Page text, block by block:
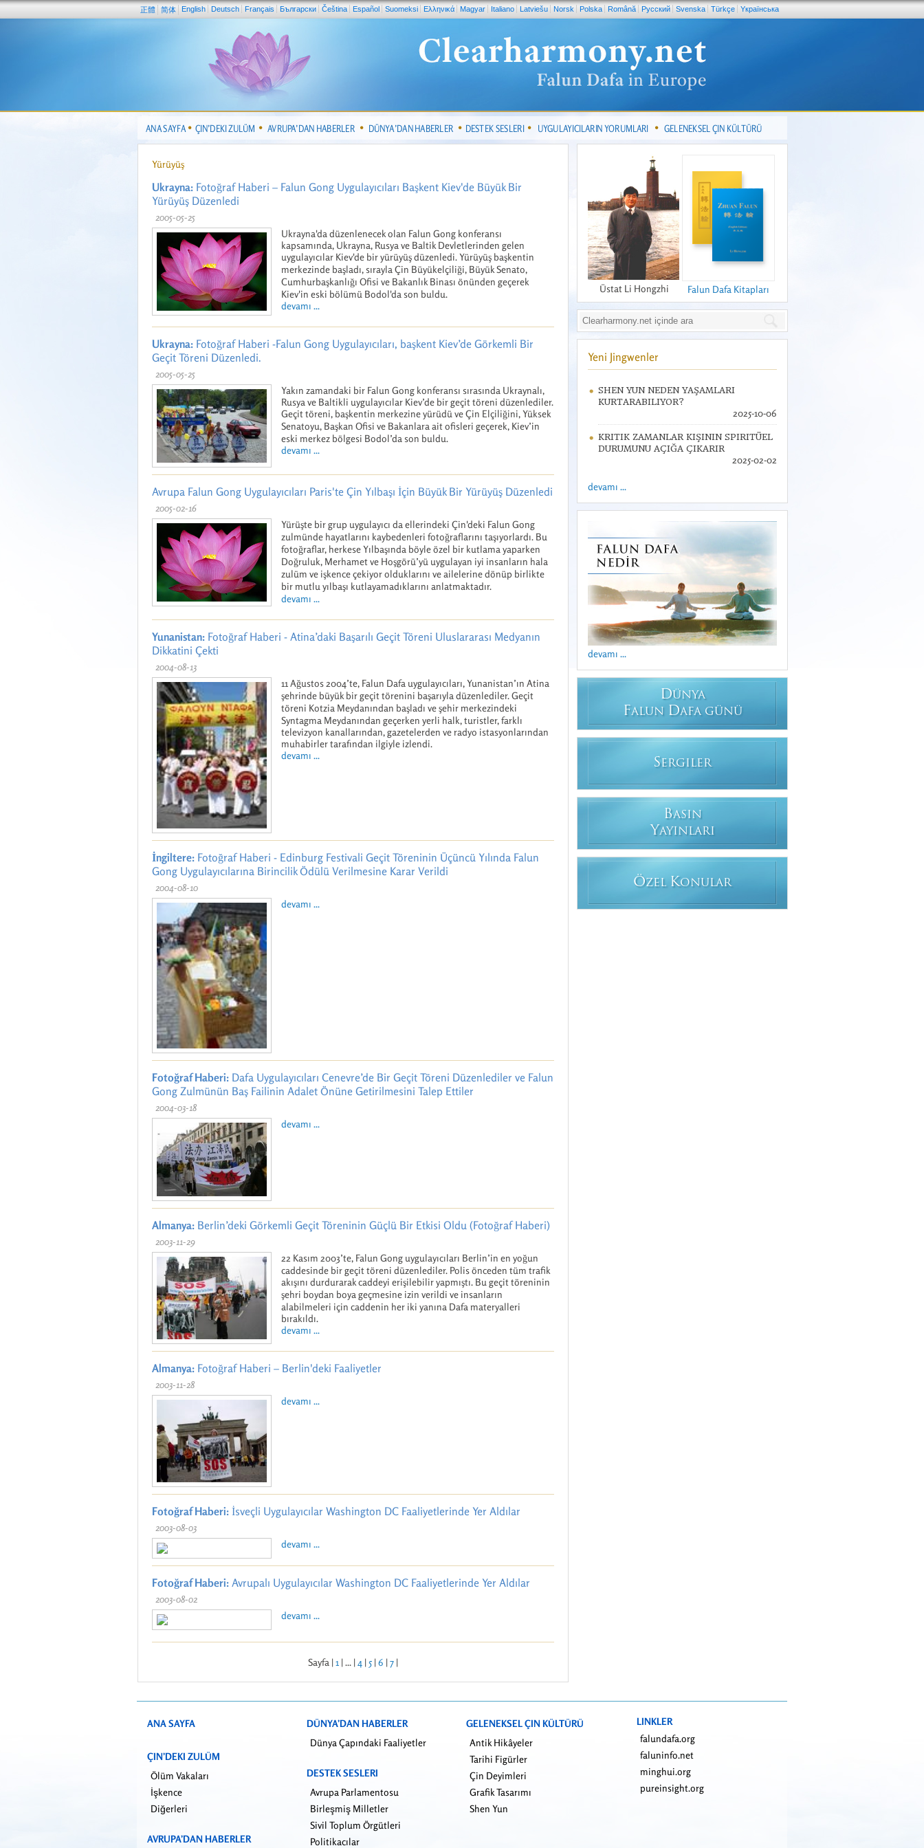
正體 简体 English Deutsch Français Български Čeština Español Suomeksi Ελληνικά Magyar Italiano Latviešu Norsk Polska Română Pусский Svenska Türkçe Yкраїнська
ANA SAYFA ÇIN’DEKI ZULÜM AVRUPA’DAN HABERLER DÜNYA’DAN HABERLER DESTEK SESLERI UYGULAYICILARIN YORUMLARI GELENEKSEL ÇIN KÜLTÜRÜ
Yürüyüş
Ukrayna: Fotoğraf Haberi – Falun Gong Uygulayıcıları Başkent Kiev'de Büyük Bir
Yürüyüş Düzenledi
2005-05-25
Ukrayna'da düzenlenecek olan Falun Gong konferansı
kapsamında, Ukrayna, Rusya ve Baltik Devletlerinden gelen
uygulayıcılar Kiev'de bir yürüyüş düzenledi. Yürüyüş başkentin
merkezinde başladı, sırayla Çin Büyükelçiliği, Büyük Senato,
Cumhurbaşkanlığı Ofisi ve Bakanlık Binası önünden geçerek
Kiev'in eski bölümü Bodol'da son buldu.
devamı ...
Ukrayna: Fotoğraf Haberi -Falun Gong Uygulayıcıları, başkent Kiev’de Görkemli Bir
Geçit Töreni Düzenledi.
2005-05-25
Yakın zamandaki bir Falun Gong konferansı sırasında Ukraynalı,
Rusya ve Baltikli uygulayıcılar Kiev’de bir geçit töreni düzenlediler.
Geçit töreni, başkentin merkezine yürüdü ve Çin Elçiliğini, Yüksek
Senatoyu, Başkan Ofisi ve Bakanlara ait ofisleri geçerek, Kiev’in
eski merkez bölgesi Bodol’da son buldu.
devamı ...
Avrupa Falun Gong Uygulayıcıları Paris'te Çin Yılbaşı İçin Büyük Bir Yürüyüş Düzenledi
2005-02-16
Yürüşte bir grup uygulayıcı da ellerindeki Çin'deki Falun Gong
zulmünde hayatlarını kaybedenleri fotoğraflarını taşıyorlardı. Bu
fotoğraflar, herkese Yılbaşında böyle özel bir kutlama yaparken
Doğruluk, Merhamet ve Hoşgörü’yü uygulayan iyi insanların hala
zulüm ve işkence çekiyor olduklarını ve ailelerine dönüp birlikte
bir mutlu yılbaşı kutlayamadıklarını anlatmaktadır.
devamı ...
Yunanistan: Fotoğraf Haberi - Atina’daki Başarılı Geçit Töreni Uluslararası Medyanın
Dikkatini Çekti
2004-08-13
11 Ağustos 2004’te, Falun Dafa uygulayıcıları, Yunanistan’ın Atina
şehrinde büyük bir geçit törenini başarıyla düzenlediler. Geçit
töreni Kotzia Meydanından başladı ve şehir merkezindeki
Syntagma Meydanından geçerken yerli halk, turistler, farklı
televizyon kanallarından, gazetelerden ve radyo istasyonlarından
muhabirler tarafından ilgiyle izlendi.
devamı ...
İngiltere: Fotoğraf Haberi - Edinburg Festivali Geçit Töreninin Üçüncü Yılında Falun
Gong Uygulayıcılarına Birincilik Ödülü Verilmesine Karar Verildi
2004-08-10
devamı ...
Fotoğraf Haberi: Dafa Uygulayıcıları Cenevre’de Bir Geçit Töreni Düzenlediler ve Falun
Gong Zulmünün Baş Failinin Adalet Önüne Getirilmesini Talep Ettiler
2004-03-18
devamı ...
Almanya: Berlin’deki Görkemli Geçit Töreninin Güçlü Bir Etkisi Oldu (Fotoğraf Haberi)
2003-11-29
22 Kasım 2003’te, Falun Gong uygulayıcıları Berlin’in en yoğun
caddesinde bir geçit töreni düzenlediler. Polis önceden tüm trafik
akışını durdurarak caddeyi erişilebilir yapmıştı. Bu geçit töreninin
şehri boydan boya geçmesine izin verildi ve insanların
alabilmeleri için caddenin her iki yanına Dafa materyalleri
bırakıldı.
devamı ...
Almanya: Fotoğraf Haberi – Berlin'deki Faaliyetler
2003-11-28
devamı ...
Fotoğraf Haberi: İsveçli Uygulayıcılar Washington DC Faaliyetlerinde Yer Aldılar
2003-08-03
devamı ...
Fotoğraf Haberi: Avrupalı Uygulayıcılar Washington DC Faaliyetlerinde Yer Aldılar
2003-08-02
devamı ...
Sayfa |1 | ... |4 |5 |6 |7 |
Üstat Li Hongzhi Falun Dafa Kitapları
Yeni Jingwenler
SHEN YUN NEDEN YAŞAMLARI
KURTARABILIYOR?
2025-10-06
KRITIK ZAMANLAR KIŞININ SPIRITÜEL
DURUMUNU AÇIĞA ÇIKARIR
2025-02-02
devamı ...
devamı ...
DÜNYA
FALUN DAFA GÜNÜ
SERGILER
BASIN
YAYINLARI
ÖZEL KONULAR
ANA SAYFA
ÇIN’DEKI ZULÜM
Ölüm Vakaları
İşkence
Diğerleri
AVRUPA’DAN HABERLER
DÜNYA’DAN HABERLER
Dünya Çapındaki Faaliyetler
DESTEK SESLERI
Avrupa Parlamentosu
Birleşmiş Milletler
Sivil Toplum Örgütleri
Politikacılar
GELENEKSEL ÇIN KÜLTÜRÜ
Antik Hikâyeler
Tarihi Figürler
Çin Deyimleri
Grafik Tasarımı
Shen Yun
LINKLER
falundafa.org
faluninfo.net
minghui.org
pureinsight.org